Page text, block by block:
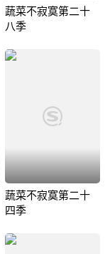
蔬菜不寂寞第二十
八季
蔬菜不寂寞第二十
四季